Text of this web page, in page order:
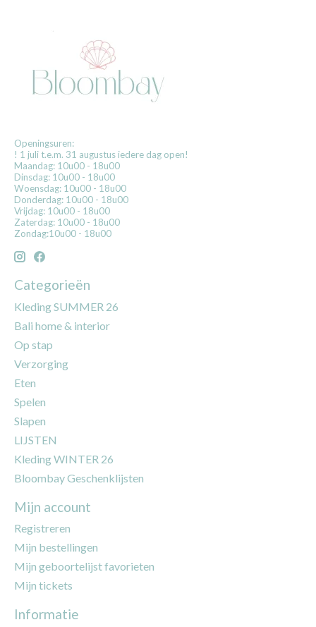
Openingsuren:
! 1 juli t.e.m. 31 augustus iedere dag open!
Maandag: 10u00 - 18u00
Dinsdag: 10u00 - 18u00
Woensdag: 10u00 - 18u00
Donderdag: 10u00 - 18u00
Vrijdag: 10u00 - 18u00
Zaterdag: 10u00 - 18u00
Zondag:10u00 - 18u00
Categorieën
Kleding SUMMER 26
Bali home & interior
Op stap
Verzorging
Eten
Spelen
Slapen
LIJSTEN
Kleding WINTER 26
Bloombay Geschenklijsten
Mijn account
Registreren
Mijn bestellingen
Mijn geboortelijst favorieten
Mijn tickets
Informatie